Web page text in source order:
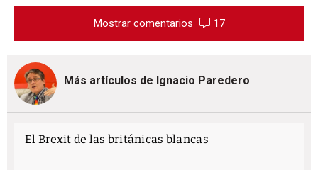
Mostrar comentarios 17
Más artículos de Ignacio Paredero
El Brexit de las británicas blancas